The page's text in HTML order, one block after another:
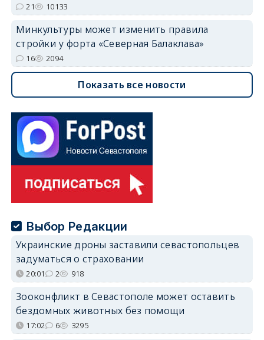
21 10133
Минкультуры может изменить правила
стройки у форта «Северная Балаклава»
16 2094
Показать все новости
Выбор Редакции
Украинские дроны заставили севастопольцев
задуматься о страховании
20:01 2 918
Зооконфликт в Севастополе может оставить
бездомных животных без помощи
17:02 6 3295